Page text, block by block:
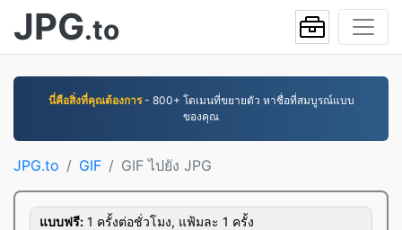
JPG.to
นี่คือสิ่งที่คุณต้องการ- 800+ โดเมนที่ขยายตัว หาชื่อที่สมบูรณ์แบบ
ของคุณ
JPG.to GIF GIF ไปยัง JPG
แบบฟรี: 1 ครั้งต่อชั่วโมง, แฟ้มละ 1 ครั้ง